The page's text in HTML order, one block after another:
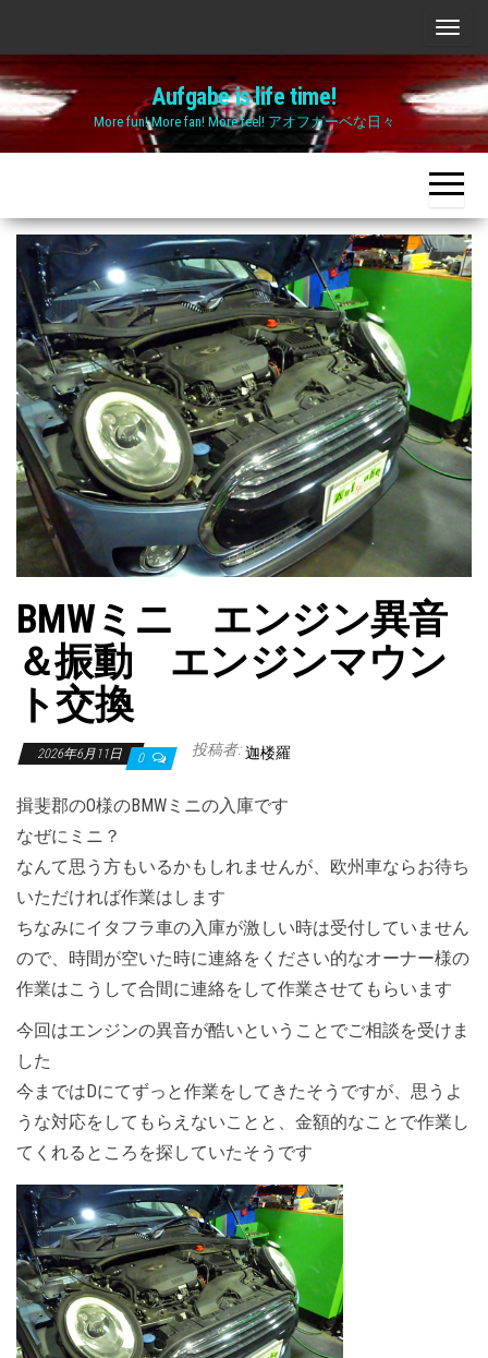
the
content
ナ
ビ
ゲ
ー
シ
ョ
ン
切
り
え
Aufgabe is life time!
More fun! More fan! More feel! アオフガーベな日々
BMWミニ エンジン異音
＆振動 エンジンマウン
ト交換
2026年6月11日 0 投稿者: 迦楼羅
揖斐郡のO様のBMWミニの入庫です
なぜにミニ？
なんて思う方もいるかもしれませんが、欧州車ならお待ち
いただければ作業はします
ちなみにイタフラ車の入庫が激しい時は受付していません
ので、時間が空いた時に連絡をください的なオーナー様の
作業はこうして合間に連絡をして作業させてもらいます
今回はエンジンの異音が酷いということでご相談を受けま
した
今まではDにてずっと作業をしてきたそうですが、思うよ
うな対応をしてもらえないことと、金額的なことで作業し
てくれるところを探していたそうです